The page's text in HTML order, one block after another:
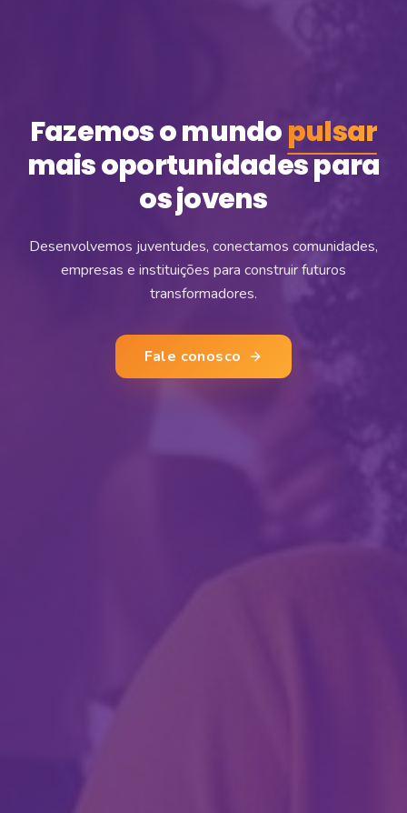
Fazemos o mundopulsar
mais oportunidades para
os jovens
Desenvolvemos juventudes, conectamos comunidades,
empresas e instituições para construir futuros
transformadores.
Fale conosco